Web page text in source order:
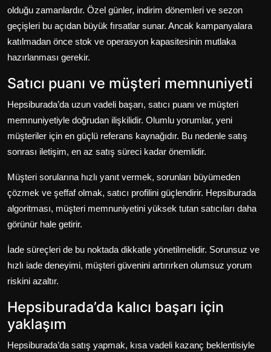
olduğu zamanlardır. Özel günler, indirim dönemleri ve sezon
geçişleri bu açıdan büyük fırsatlar sunar. Ancak kampanyalara
katılmadan önce stok ve operasyon kapasitesinin mutlaka
hazırlanması gerekir.
Satıcı puanı ve müşteri memnuniyeti
Hepsiburada’da uzun vadeli başarı, satıcı puanı ve müşteri
memnuniyetiyle doğrudan ilişkilidir. Olumlu yorumlar, yeni
müşteriler için en güçlü referans kaynağıdır. Bu nedenle satış
sonrası iletişim, en az satış süreci kadar önemlidir.
Müşteri sorularına hızlı yanıt vermek, sorunları büyümeden
çözmek ve şeffaf olmak, satıcı profilini güçlendirir. Hepsiburada
algoritması, müşteri memnuniyetini yüksek tutan satıcıları daha
görünür hale getirir.
İade süreçleri de bu noktada dikkatle yönetilmelidir. Sorunsuz ve
hızlı iade deneyimi, müşteri güvenini artırırken olumsuz yorum
riskini azaltır.
Hepsiburada’da kalıcı başarı için
yaklaşım
Hepsiburada’da satış yapmak, kısa vadeli kazanç beklentisiyle